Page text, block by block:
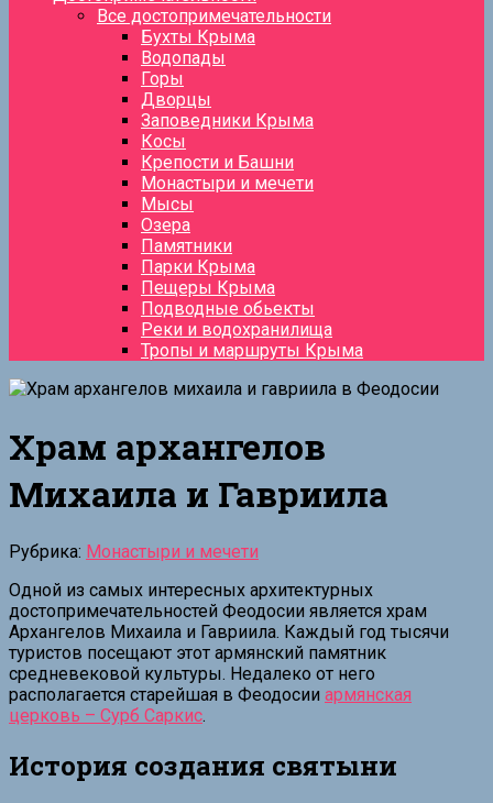
Все достопримечательности
Бухты Крыма
Водопады
Горы
Дворцы
Заповедники Крыма
Косы
Крепости и Башни
Монастыри и мечети
Мысы
Озера
Памятники
Парки Крыма
Пещеры Крыма
Подводные обьекты
Реки и водохранилища
Тропы и маршруты Крыма
Храм архангелов
Михаила и Гавриила
Рубрика: Монастыри и мечети
Одной из самых интересных архитектурных
достопримечательностей Феодосии является храм
Архангелов Михаила и Гавриила. Каждый год тысячи
туристов посещают этот армянский памятник
средневековой культуры. Недалеко от него
располагается старейшая в Феодосии армянская
церковь – Сурб Саркис.
История создания святыни